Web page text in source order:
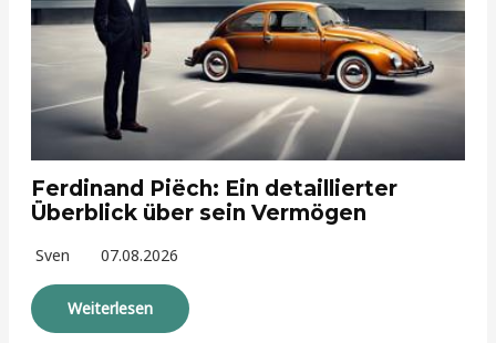
Ferdinand Piëch: Ein detaillierter
Überblick über sein Vermögen
Sven 07.08.2026
Weiterlesen